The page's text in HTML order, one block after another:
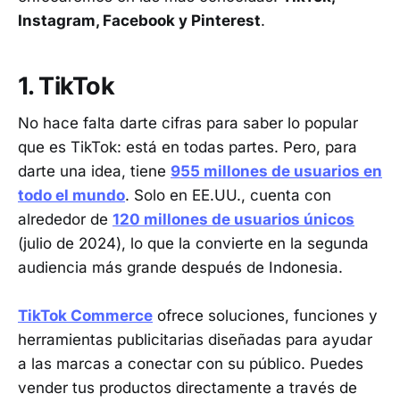
Instagram, Facebook y Pinterest.
1. TikTok
No hace falta darte cifras para saber lo popular
que es TikTok: está en todas partes. Pero, para
darte una idea, tiene 955 millones de usuarios en
todo el mundo. Solo en EE.UU., cuenta con
alrededor de 120 millones de usuarios únicos
(julio de 2024), lo que la convierte en la segunda
audiencia más grande después de Indonesia.
TikTok Commerce ofrece soluciones, funciones y
herramientas publicitarias diseñadas para ayudar
a las marcas a conectar con su público. Puedes
vender tus productos directamente a través de